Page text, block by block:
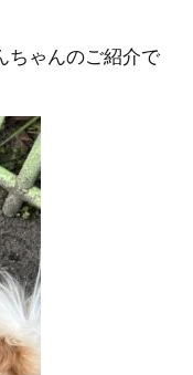
ちゃんのご紹介で